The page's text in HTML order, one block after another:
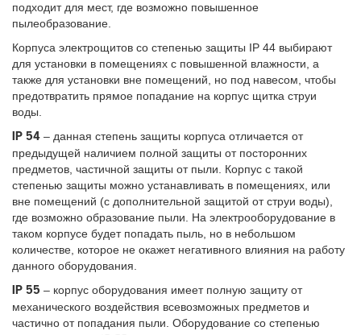
подходит для мест, где возможно повышенное
пылеобразование.
Корпуса электрощитов со степенью защиты IP 44 выбирают
для установки в помещениях с повышенной влажности, а
также для установки вне помещений, но под навесом, чтобы
предотвратить прямое попадание на корпус щитка струи
воды.
IP 54 – данная степень защиты корпуса отличается от
предыдущей наличием полной защиты от посторонних
предметов, частичной защиты от пыли. Корпус с такой
степенью защиты можно устанавливать в помещениях, или
вне помещений (с дополнительной защитой от струи воды),
где возможно образование пыли. На электрооборудование в
таком корпусе будет попадать пыль, но в небольшом
количестве, которое не окажет негативного влияния на работу
данного оборудования.
IP 55 – корпус оборудования имеет полную защиту от
механического воздействия всевозможных предметов и
частично от попадания пыли. Оборудование со степенью